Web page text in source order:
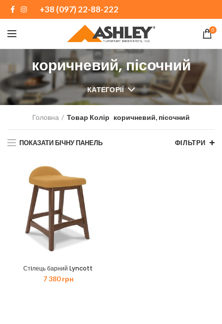
+38 (097) 22-88-222
0
коричневий, пісочний
КАТЕГОРІЇ
Головна Товар Колір коричневий, пісочний
ПОКАЗАТИ БІЧНУ ПАНЕЛЬ ФІЛЬТРИ
Стiлець барний Lyncott
7 380грн